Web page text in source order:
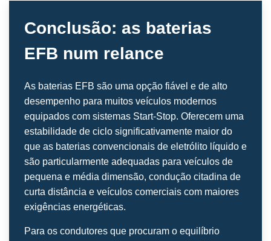
Conclusão: as baterias
EFB num relance
As baterias EFB são uma opção fiável e de alto
desempenho para muitos veículos modernos
equipados com sistemas Start-Stop. Oferecem uma
estabilidade de ciclo significativamente maior do
que as baterias convencionais de eletrólito líquido e
são particularmente adequadas para veículos de
pequena e média dimensão, condução citadina de
curta distância e veículos comerciais com maiores
exigências energéticas.
Para os condutores que procuram o equilíbrio